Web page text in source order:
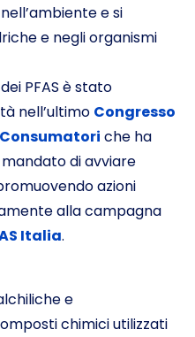
e si
e negli organismi
PFAS è stato
nell’ultimo Congresso
che ha
di avviare
azioni
alla campagna
Italia.
e
chimici utilizzati